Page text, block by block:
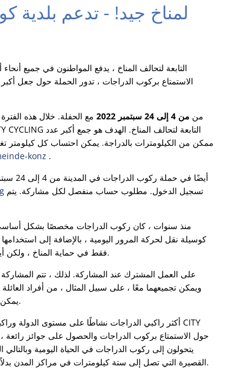
الاستمتاع بركوب الدراجات ، تدور الحملة حول جعل
إن Verbandsgemeinde من Konz من من 4 إلى 24 سبتمبر 2022
مع الحفلة. خلال هذه
ممكن من الكيلومترات بالدراجة. يمكن احتساب كل كيلومتر
konz .
تسجيل الدخول. مطلوب حساب منفصل لكل مشاركة. يتم
كوسيلة نقل لحركة المرور اليومية ، بالإضافة إلى
فقط في حماية المناخ ، ولكن أيضًا في تحسين نوعية الحياة في كونز "، كما يقول رئيس البلدية يواكيم ويبر.
ويمكن تجميعهما معًا ، على سبيل المثال ، من أفراد العائلة
يمكن للأفراد الانضمام إلى "الفريق المفتوح - كونز" وجمع الكيلومترات هناك معًا.
القصيرة التي تصل إلى ستة كيلومترات في مراكز المدن بدلاً من السيارة ، فيمكن تجنب حوالي 7.5 مليون طن من ثاني أكسيد الكربون.